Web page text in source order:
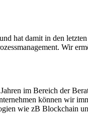
hat damit in den
Wir
im Bereich der
können wir
wie zB Blockchain